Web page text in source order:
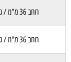
רוחב 36 מ"מ / גובה 42 מ"מ
רוחב 36 מ"מ / גובה 42 מ"מ